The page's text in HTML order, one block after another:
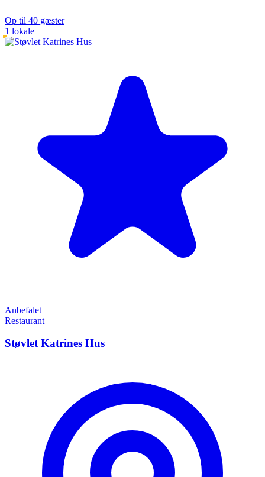
Op til 40 gæster
1 lokale
Anbefalet
Restaurant
Støvlet Katrines Hus